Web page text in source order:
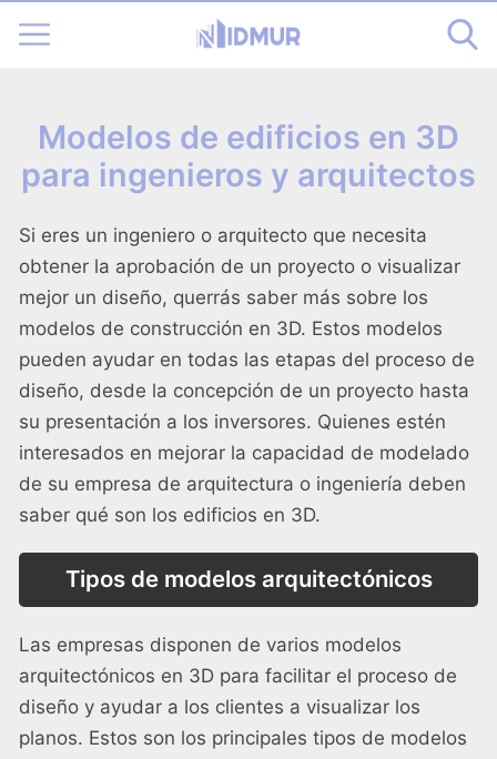
Modelos de edificios en 3D
para ingenieros y arquitectos
Si eres un ingeniero o arquitecto que necesita
obtener la aprobación de un proyecto o visualizar
mejor un diseño, querrás saber más sobre los
modelos de construcción en 3D. Estos modelos
pueden ayudar en todas las etapas del proceso de
diseño, desde la concepción de un proyecto hasta
su presentación a los inversores. Quienes estén
interesados en mejorar la capacidad de modelado
de su empresa de arquitectura o ingeniería deben
saber qué son los edificios en 3D.
Tipos de modelos arquitectónicos
Las empresas disponen de varios modelos
arquitectónicos en 3D para facilitar el proceso de
diseño y ayudar a los clientes a visualizar los
planos. Estos son los principales tipos de modelos